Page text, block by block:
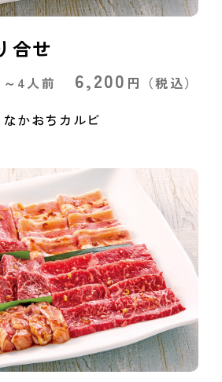
合せ
4人前 6,200 円 （税込）
かおちカルビ